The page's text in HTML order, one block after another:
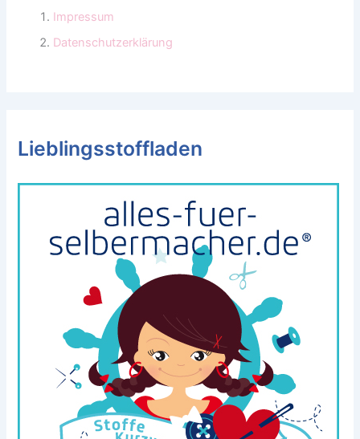
Impressum
Datenschutzerklärung
Lieblingsstoffladen